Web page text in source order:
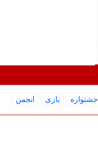
جشنواره بازی انجمن